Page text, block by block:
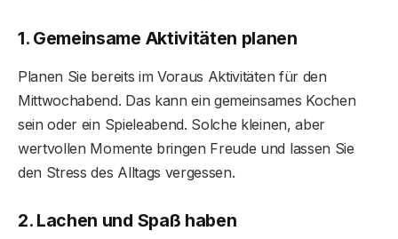
1. Gemeinsame Aktivitäten planen
Planen Sie bereits im Voraus Aktivitäten für den
Mittwochabend. Das kann ein gemeinsames Kochen
sein oder ein Spieleabend. Solche kleinen, aber
wertvollen Momente bringen Freude und lassen Sie
den Stress des Alltags vergessen.
2. Lachen und Spaß haben